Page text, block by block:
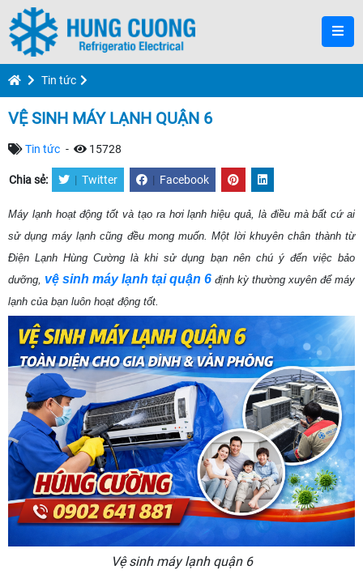
Tin tức
VỆ SINH MÁY LẠNH QUẬN 6
Tin tức - 15728
Chia sẻ: | Twitter | Facebook
Máy lạnh hoạt động tốt và tạo ra hơi lạnh hiệu quả, là điều mà bất cứ ai
sử dụng máy lạnh cũng đều mong muốn. Một lời khuyên chân thành từ
Điện Lạnh Hùng Cường là khi sử dụng bạn nên chú ý đến việc bảo
dưỡng, vệ sinh máy lạnh tại quận 6 định kỳ thường xuyên để máy
lạnh của bạn luôn hoạt động tốt.
Vệ sinh máy lạnh quận 6